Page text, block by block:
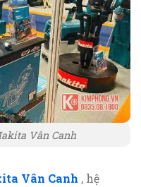
Vân Canh
Vân Canh , hệ